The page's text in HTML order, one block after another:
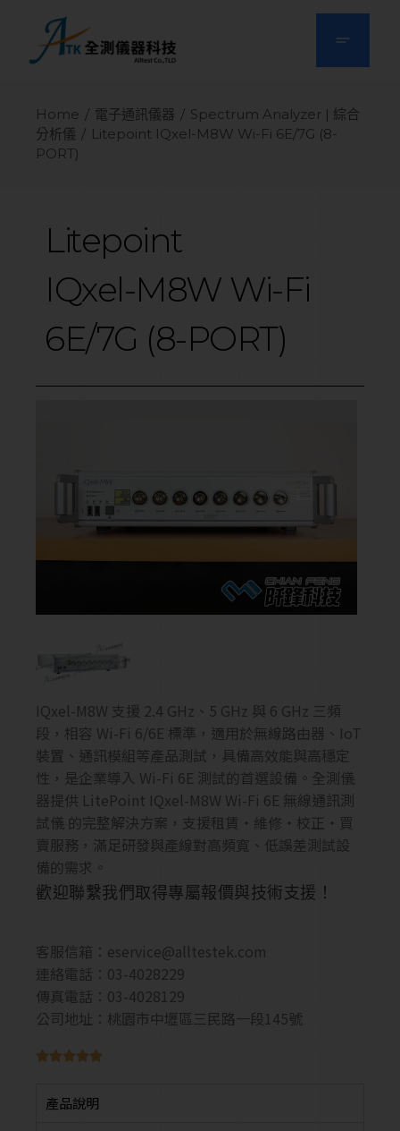
Home 電子通訊儀器
Spectrum Analyzer | 綜合
分析儀
Litepoint IQxel-M8W Wi-Fi 6E/7G (8-
PORT)
Litepoint
IQxel-M8W Wi-Fi
6E/7G (8-PORT)
IQxel-M8W 支援 2.4 GHz、5 GHz 與 6 GHz 三頻
段，相容 Wi-Fi 6/6E 標準，適用於無線路由器、IoT
裝置、通訊模組等產品測試，具備高效能與高穩定
性，是企業導入 Wi-Fi 6E 測試的首選設備。全測儀
器提供 LitePoint IQxel-M8W Wi-Fi 6E 無線通訊測
試儀 的完整解決方案，支援租賃・維修・校正・買
賣服務，滿足研發與產線對高頻寬、低誤差測試設
備的需求。
歡迎聯繫我們取得專屬報價與技術支援！
客服信箱： eservice@alltestek.com
連絡電話：03-4028229
傳真電話：03-4028129
公司地址：桃園市中壢區三民路一段145號

產品說明